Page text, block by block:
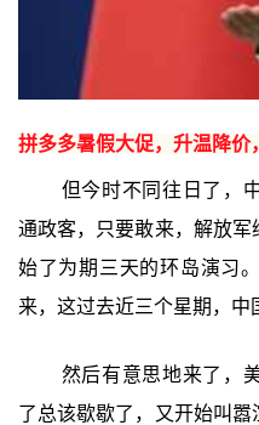
拼多多暑假大促，升温降
但今时不同往日了，
通政客，只要敢来，解放
始了为期三天的环岛演习
来，这过去近三个星期，中
然后有意思地来了，
了总该歇歇了，又开始叫